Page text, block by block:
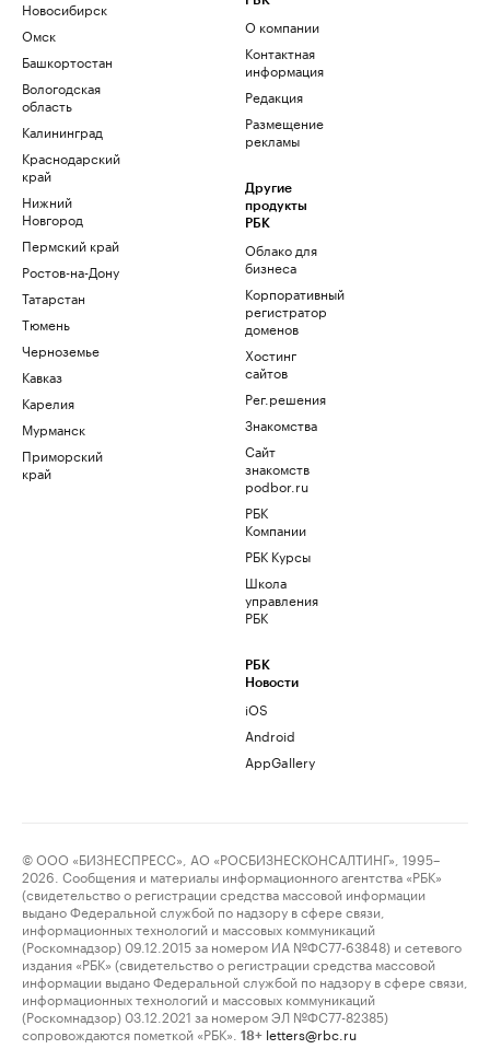
Новосибирск
Омск
Башкортостан
Вологодская
область
Калининград
Краснодарский
край
Нижний
Новгород
Пермский край
Ростов-на-Дону
Татарстан
Тюмень
Черноземье
Кавказ
Карелия
Мурманск
Приморский
край
О компании
Контактная
информация
Редакция
Размещение
рекламы
Другие
продукты
РБК
Облако для
бизнеса
Корпоративный
регистратор
доменов
Хостинг
сайтов
Рег.решения
Знакомства
Сайт
знакомств
podbor.ru
РБК
Компании
РБК Курсы
Школа
управления
РБК
РБК
Новости
iOS
Android
AppGallery
© ООО «БИЗНЕСПРЕСС», АО «РОСБИЗНЕСКОНСАЛТИНГ», 1995–
2026. Сообщения и материалы информационного агентства «РБК»
(свидетельство о регистрации средства массовой информации
выдано Федеральной службой по надзору в сфере связи,
информационных технологий и массовых коммуникаций
(Роскомнадзор) 09.12.2015 за номером ИА №ФС77-63848) и сетевого
издания «РБК» (свидетельство о регистрации средства массовой
информации выдано Федеральной службой по надзору в сфере связи,
информационных технологий и массовых коммуникаций
(Роскомнадзор) 03.12.2021 за номером ЭЛ №ФС77-82385)
сопровождаются пометкой «РБК».
18+ letters@rbc.ru